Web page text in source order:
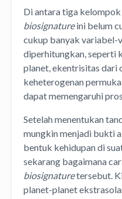
Di antara tiga kelompok
biosignatureini belum
cukup banyak variabel-
diperhitungkan, seperti
planet, ekentrisitas dari
keheterogenan
dapat memengaruhi
Setelah menentukan
mungkin menjadi bukti
bentuk kehidupan di
sekarang bagaimana
biosignaturetersebut.
planet-planet